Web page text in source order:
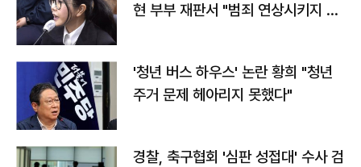
현 부부 재판서 "범죄 연상시키지 말
'청년 버스 하우스' 논란 황희 "청년
주거 문제 헤아리지 못했다"
경찰, 축구협회 '심판 성접대' 수사 검